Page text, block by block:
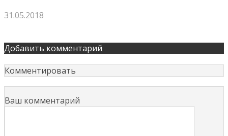
31.05.2018
Добавить комментарий
Комментировать
Ваш комментарий